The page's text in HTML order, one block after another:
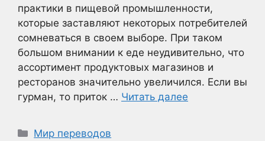
практики в пищевой промышленности,
которые заставляют некоторых потребителей
сомневаться в своем выборе. При таком
большом внимании к еде неудивительно, что
ассортимент продуктовых магазинов и
ресторанов значительно увеличился. Если вы
гурман, то приток … Читать далее
Рубрики
Мир переводов